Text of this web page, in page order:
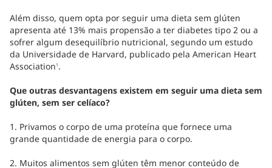
Além disso, quem opta por seguir uma dieta sem glúten
apresenta até 13% mais propensão a ter diabetes tipo 2 ou a
sofrer algum desequilíbrio nutricional, segundo um estudo
da Universidade de Harvard, publicado pela American Heart
Association 1 .
Que outras desvantagens existem em seguir uma dieta sem
glúten, sem ser celíaco?
1. Privamos o corpo de uma proteína que fornece uma
grande quantidade de energia para o corpo.
2. Muitos alimentos sem glúten têm menor conteúdo de